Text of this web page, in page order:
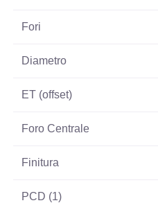
Fori
Diametro
ET (offset)
Foro Centrale
Finitura
PCD (1)